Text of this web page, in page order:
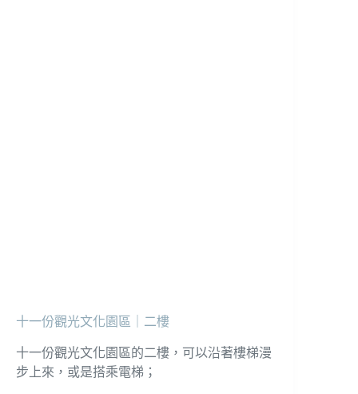
十一份觀光文化園區｜二樓
十一份觀光文化園區的二樓，可以沿著樓梯漫
步上來，或是搭乘電梯；